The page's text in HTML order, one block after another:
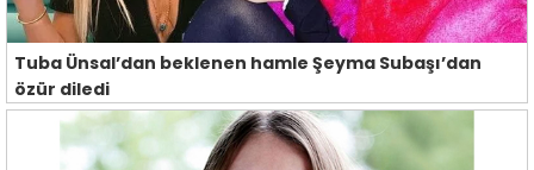
Tuba Ünsal’dan beklenen hamle Şeyma Subaşı’dan
özür diledi